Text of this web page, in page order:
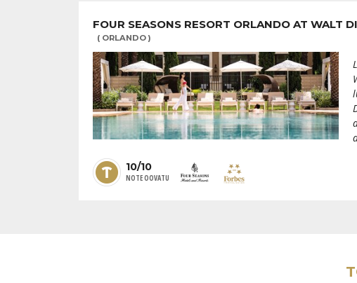
FOUR SEASONS RESORT ORLANDO AT WALT
( ORLANDO )
10/10
NOTE OOVATU